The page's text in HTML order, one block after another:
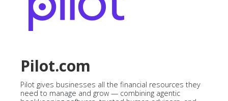
Pilot.com
Pilot gives businesses all the financial resources they
need to manage and grow — combining agentic